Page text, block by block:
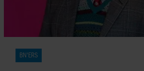
BN'ERS